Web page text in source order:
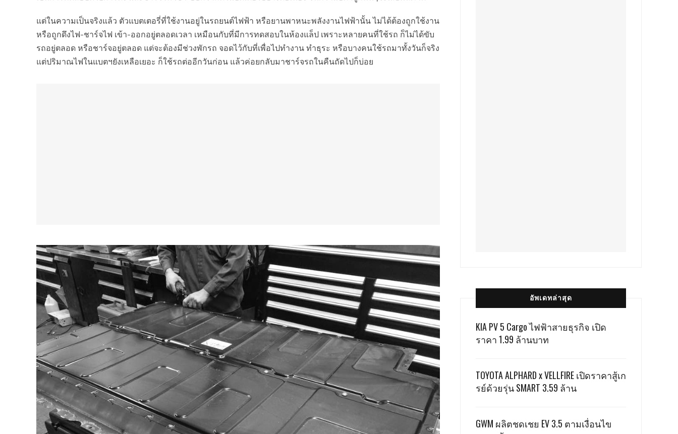
แต่ในความเป็นจริงแล้ว ตัวแบตเตอรี่ที่ใช้งานอยู่ในรถยนต์ไฟฟ้า หรือยานพาหนะพลังงานไฟฟ้านั้น ไม่ได้ต้องถูกใช้งาน
หรือถูกดึงไฟ-ชาร์จไฟ เข้า-ออกอยู่ตลอดเวลา เหมือนกับที่มีการทดสอบในห้องแล็ป เพราะหลายคนที่ใช้รถ ก็ไม่ได้ขับ
รถอยู่ตลอด หรือชาร์จอยู่ตลอด แต่จะต้องมีช่วงพักรถ จอดไว้กับที่เพื่อไปทำงาน ทำธุระ หรือบางคนใช้รถมาทั้งวันก็จริง
แต่ปริมาณไฟในแบตฯยังเหลือเยอะ ก็ใช้รถต่ออีกวันก่อน แล้วค่อยกลับมาชาร์จรถในคืนถัดไปก็บ่อย
อัพเดทล่าสุด
KIA PV 5 Cargo ไฟฟ้าสายธุรกิจ เปิด
ราคา 1.99 ล้านบาท
TOYOTA ALPHARD x VELLFIRE เปิดราคาสู้เก
รย์ด้วยรุ่น SMART 3.59 ล้าน
GWM ผลิตชดเชย EV 3.5 ตามเงื่อนไข